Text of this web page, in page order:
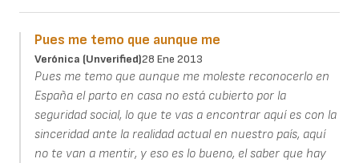
Pues me temo que aunque me
Verónica (unverified)28 Ene 2013
Pues me temo que aunque me moleste reconocerlo en
España el parto en casa no está cubierto por la
seguridad social, lo que te vas a encontrar aquí es con la
sinceridad ante la realidad actual en nuestro país, aquí
no te van a mentir, y eso es lo bueno, el saber que hay